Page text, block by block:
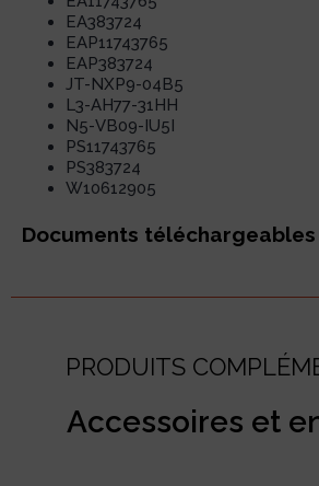
EA383724
EAP11743765
EAP383724
JT-NXP9-04B5
L3-AH77-31HH
N5-VB09-IU5I
PS11743765
PS383724
W10612905
Documents téléchargeables
PRODUITS
Accessoires et